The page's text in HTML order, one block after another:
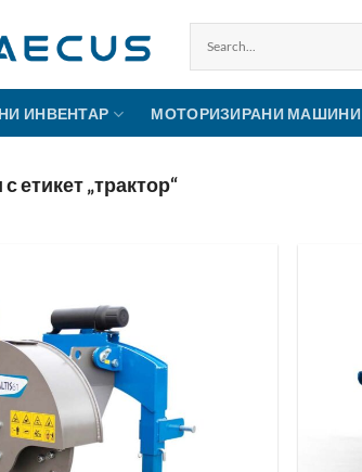
ИНВЕНТАР МОТОРИЗИРАНИ МАШИНИ
етикет „трактор“